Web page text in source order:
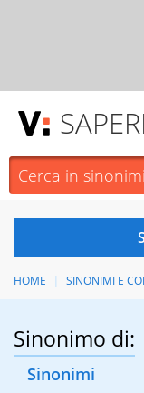
HOME SINONIMI E
Sinonimo di:
Sinonimi